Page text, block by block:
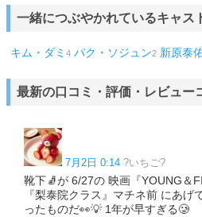
ソワレ1 オーストラリア 1 キャプテン1
ステリと言う勿れ
1 1話1 六本木クラス
一緒につぶやかれているキャス
キム・ダミ 4 パク・ソジュン2 新原泰
最新の口コミ・評価・レビュー
7月2日 0:14 ?いちご?
靴下🧦が 6/27の 映画『YOUNG＆
『梨泰院クラス』マチネ前 にあげ
ったものだ👀💡 1年が早すぎる🥲